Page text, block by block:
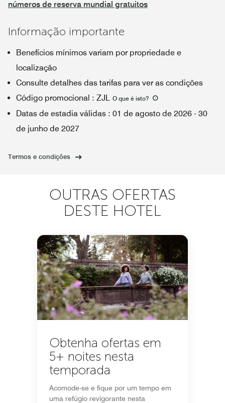
números de reserva mundial gratuitos
Informação importante
Benefícios mínimos variam por propriedade e
localização
Consulte detalhes das tarifas para ver as condições
Código promocional : ZJL O que é isto?
Datas de estadia válidas : 01 de agosto de 2026 - 30
de junho de 2027
Termos e condições
OUTRAS OFERTAS
DESTE HOTEL
Obtenha ofertas em
5+ noites nesta
temporada
Acomode-se e fique por um tempo em
uma refúgio revigorante nesta